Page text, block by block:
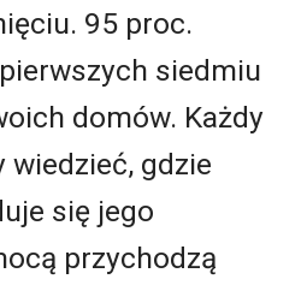
95 proc.
siedmiu
domów. Każdy
wiedzieć, gdzie
się jego
przychodzą